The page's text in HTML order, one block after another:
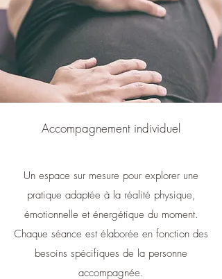
Accompagnement individuel
Un espace sur mesure pour explorer une
pratique adaptée à la réalité physique,
émotionnelle et énergétique du moment.
Chaque séance est élaborée en fonction des
besoins spécifiques de la personne
accompagnée.